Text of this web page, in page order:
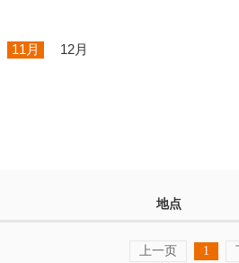
11月
12月
地点
上一页 1